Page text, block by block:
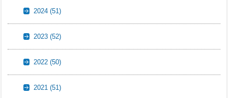
2024(51)
2023(52)
2022(50)
2021(51)